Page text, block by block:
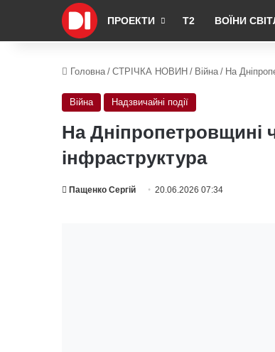
ПРОЕКТИ Т2 ВОЇНИ
Головна / СТРІЧКА НОВИН / Війна / На
Війна Надзвичайні події
На Дніпропетровщині
інфраструктура
Пащенко Сергій 20.06.2026 07:34